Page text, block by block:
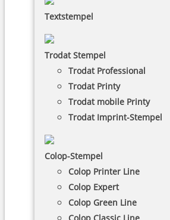
Textstempel
Trodat Stempel
Trodat Professional
Trodat Printy
Trodat mobile Printy
Trodat Imprint-Stempel
Colop-Stempel
Colop Printer Line
Colop Expert
Colop Green Line